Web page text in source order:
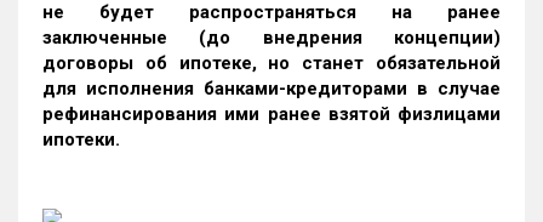
не будет распространяться на ранее
заключенные (до внедрения концепции)
договоры об ипотеке, но станет обязательной
для исполнения банками-кредиторами в случае
рефинансирования ими ранее взятой физлицами
ипотеки.